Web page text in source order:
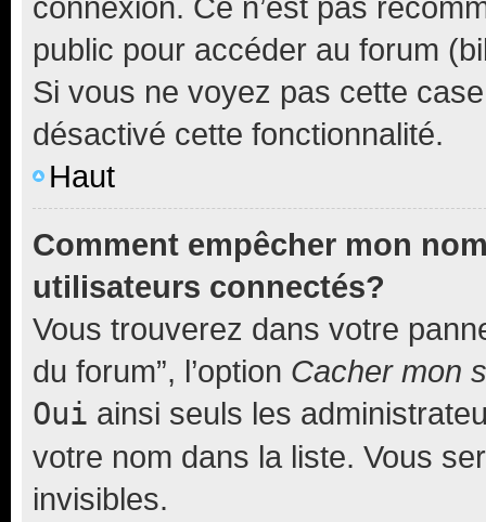
public pour accéder au forum
Si vous ne voyez pas cette
désactivé cette fonctionnalité.
Haut
Comment empêcher mon
utilisateurs connectés?
Vous trouverez dans votre
du forum”, l’option Cacher mon
Oui ainsi seuls les
votre nom dans la liste. Vous
invisibles.